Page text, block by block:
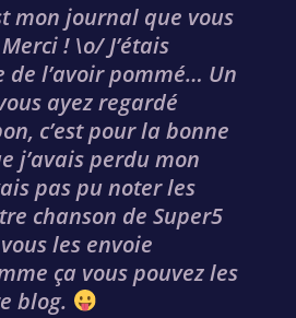
mon journal que vous
! \o/ J’étais
l’avoir pommé… Un
ayez regardé
c’est pour la bonne
j’avais perdu mon
pas pu noter les
chanson de Super5
les envoie
ça vous pouvez les
blog.